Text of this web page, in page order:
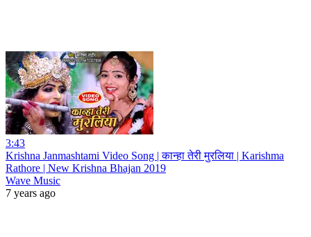
3:43
Krishna Janmashtami Video Song | कान्हा तेरी मुरलिया | Karishma
Rathore | New Krishna Bhajan 2019
Wave Music
7 years ago